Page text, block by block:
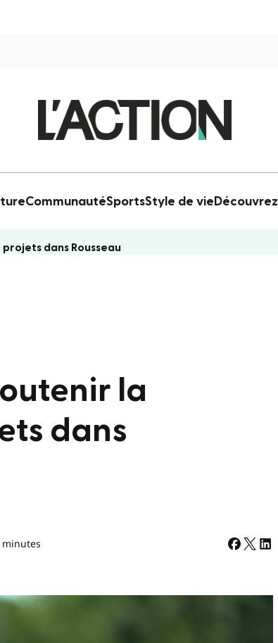
CommunautéSportsStyle de vie Découvrez
dans Rousseau
la
dans
minutes